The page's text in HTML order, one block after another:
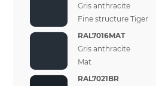
Gris anthracite
Fine structure Tiger
RAL7016MAT
Gris anthracite
Mat
RAL7021BR